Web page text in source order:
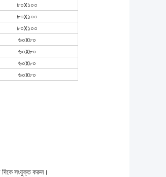
৮০x১০০
৮০x১০০
৮০x১০০
৬০x৮০
৬০x৮০
৬০x৮০
৬০x৮০
দিকে সংযুক্ত করুন।